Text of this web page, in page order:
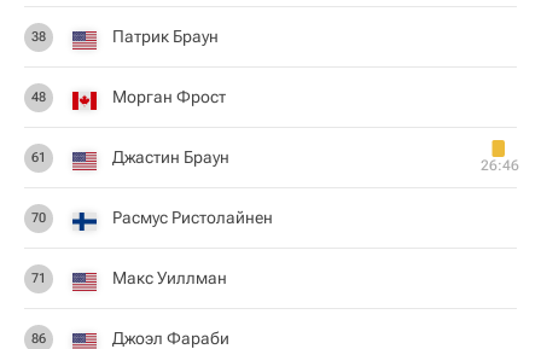
38 Патрик Браун
48 Морган Фрост
61 Джастин Браун 26:46
70 Расмус Ристолайнен
71 Макс Уиллман
86 Джоэл Фараби